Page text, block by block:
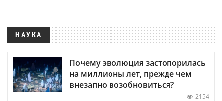
НАУКА
Почему эволюция застопорилась
на миллионы лет, прежде чем
внезапно возобновиться?
2154